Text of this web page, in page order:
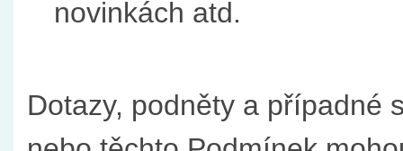
novinkách atd.
Dotazy, podněty a případné